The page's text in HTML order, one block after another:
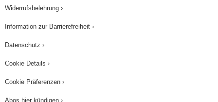
vierundzwanzigsten Schwangerschaftswoche,
also dem sechsten Monat, geboren werden, gute
Entwicklungs- und Überlebenschancen. Ab dem
Neugeborene am Leben zu halten. Im Idealfall
erfolgt eine Geburt erst nach neun Monaten
Widerrufsbelehrung ›
Information zur Barrierefreiheit ›
Datenschutz ›
Cookie Details ›
Cookie Präferenzen ›
Abos hier kündigen ›